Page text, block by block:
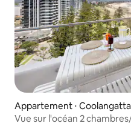
Appartement ⋅ Coolangatta
Vue sur l'océan 2